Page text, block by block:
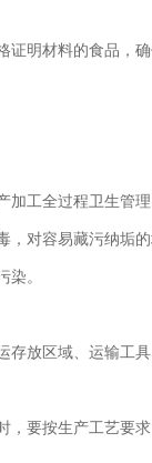
明材料的食品，确
全过程卫生管理
，对容易藏污纳垢
染。
区域、运输工具
要按生产工艺要求